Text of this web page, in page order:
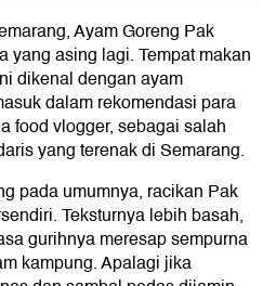
Ayam Goreng Pak
yang asing lagi. Tempat makan
dikenal dengan ayam
dalam rekomendasi para
food vlogger, sebagai salah
yang terenak di Semarang.
pada umumnya, racikan Pak
Teksturnya lebih basah,
gurihnya meresap sempurna
kampung. Apalagi jika